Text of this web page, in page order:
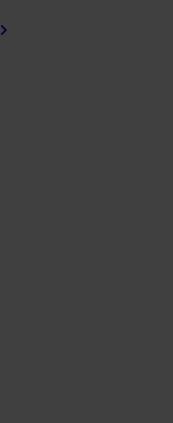
chevron_right